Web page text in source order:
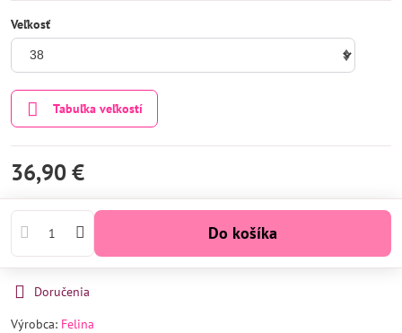
Veľkosť
Tabuľka veľkostí
36,90 €
Do košíka
Doručenia
Výrobca: Felina